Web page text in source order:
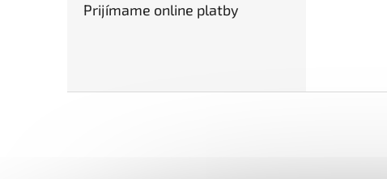
Prijímame online platby